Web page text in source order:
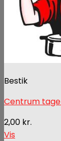
Bestik
Centrum
2,00 kr.
Vis